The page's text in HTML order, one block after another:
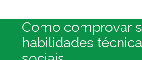
Como comprovar
habilidades